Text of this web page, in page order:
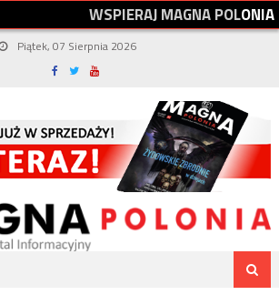
WSPIERAJMAGNAPOLONIA
Piątek, 07 Sierpnia 2026